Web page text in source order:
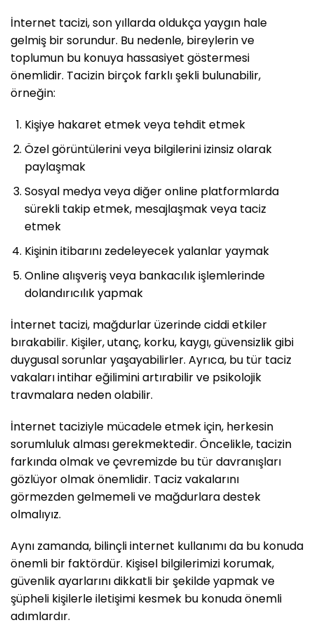
İnternet tacizi, son yıllarda oldukça yaygın hale
gelmiş bir sorundur. Bu nedenle, bireylerin ve
toplumun bu konuya hassasiyet göstermesi
önemlidir. Tacizin birçok farklı şekli bulunabilir,
örneğin:
Kişiye hakaret etmek veya tehdit etmek
Özel görüntülerini veya bilgilerini izinsiz olarak
paylaşmak
Sosyal medya veya diğer online platformlarda
sürekli takip etmek, mesajlaşmak veya taciz
etmek
Kişinin itibarını zedeleyecek yalanlar yaymak
Online alışveriş veya bankacılık işlemlerinde
dolandırıcılık yapmak
İnternet tacizi, mağdurlar üzerinde ciddi etkiler
bırakabilir. Kişiler, utanç, korku, kaygı, güvensizlik gibi
duygusal sorunlar yaşayabilirler. Ayrıca, bu tür taciz
vakaları intihar eğilimini artırabilir ve psikolojik
travmalara neden olabilir.
İnternet taciziyle mücadele etmek için, herkesin
sorumluluk alması gerekmektedir. Öncelikle, tacizin
farkında olmak ve çevremizde bu tür davranışları
gözlüyor olmak önemlidir. Taciz vakalarını
görmezden gelmemeli ve mağdurlara destek
olmalıyız.
Aynı zamanda, bilinçli internet kullanımı da bu konuda
önemli bir faktördür. Kişisel bilgilerimizi korumak,
güvenlik ayarlarını dikkatli bir şekilde yapmak ve
şüpheli kişilerle iletişimi kesmek bu konuda önemli
adımlardır.